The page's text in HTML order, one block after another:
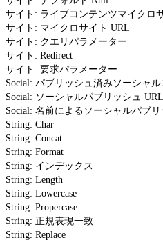
サイト: ライブコンテンツマイクロ
サイト: マイクロサイト URL
サイト: クエリパラメーター
サイト: Redirect
サイト: 要求パラメーター
Social: パブリッシュ済みソーシャ
Social: ソーシャルパブリッシュ
Social: 名前によるソーシャルパブ
String: Char
String: Concat
String: Format
String: インデックス
String: Length
String: Lowercase
String: Propercase
String: 正規表現一致
String: Replace